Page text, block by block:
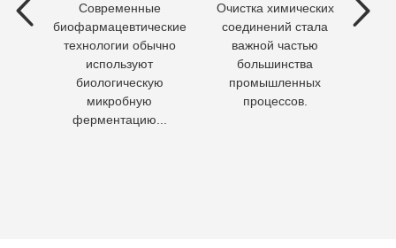
Современные
биофармацевтические
технологии обычно
используют
биологическую
микробную
ферментацию...
Очистка химических
соединений стала
важной частью
большинства
промышленных
процессов.